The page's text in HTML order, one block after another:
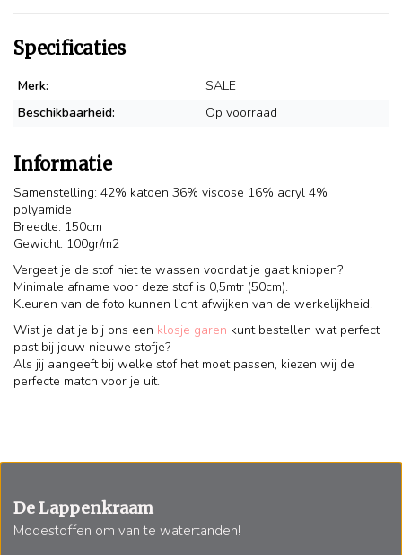
Specificaties
Merk:
SALE
Beschikbaarheid:
Op voorraad
Informatie
Samenstelling: 42% katoen 36% viscose 16% acryl 4%
polyamide
Breedte: 150cm
Gewicht: 100gr/m2
Vergeet je de stof niet te wassen voordat je gaat knippen?
Minimale afname voor deze stof is 0,5mtr (50cm).
Kleuren van de foto kunnen licht afwijken van de werkelijkheid.
Wist je dat je bij ons een klosje garen kunt bestellen wat perfect
past bij jouw nieuwe stofje?
Als jij aangeeft bij welke stof het moet passen, kiezen wij de
perfecte match voor je uit.
De Lappenkraam
Modestoffen om van te watertanden!